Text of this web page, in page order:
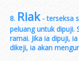
8. Riak- terseksa
peluang untuk dipuji.
ramai. Jika ia dipuji,
dikeji, ia akan